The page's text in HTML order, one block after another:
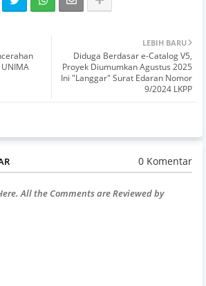
LEBIH BARU
Diduga Berdasar e-Catalog V5,
Proyek Diumumkan Agustus 2025
Ini "Langgar" Surat Edaran Nomor
9/2024 LKPP
0 Komentar
All the Comments are Reviewed by